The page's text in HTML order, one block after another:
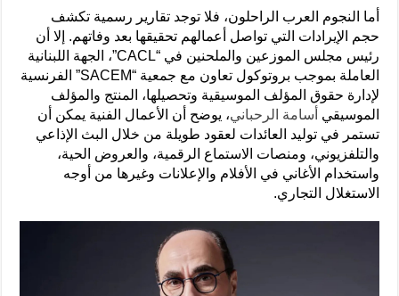
أما النجوم العرب الراحلون، فلا توجد تقارير رسمية تكشف
حجم الإيرادات التي تواصل أعمالهم تحقيقها بعد وفاتهم. إلا أن
رئيس مجلس الموزعين والملحنين في “CACL”، الجهة اللبنانية
العاملة بموجب بروتوكول تعاون مع جمعية “SACEM” الفرنسية
لإدارة حقوق المؤلف الموسيقية وتحصيلها، المنتج والمؤلف
الموسيقي أسامة الرحباني، يوضح أن الأعمال الفنية يمكن أن
تستمر في توليد العائدات لعقود طويلة من خلال البث الإذاعي
والتلفزيوني، ومنصات الاستماع الرقمية، والعروض الحية،
واستخدام الأغاني في الأفلام والإعلانات وغيرها من أوجه
الاستغلال التجاري.